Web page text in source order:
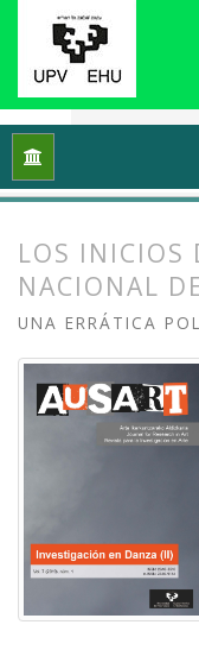
Inicio
LOS INICIOS
NACIONAL
UNA ERRÁTICA